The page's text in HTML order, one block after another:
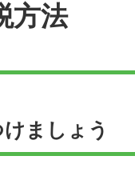
方法
ましょう